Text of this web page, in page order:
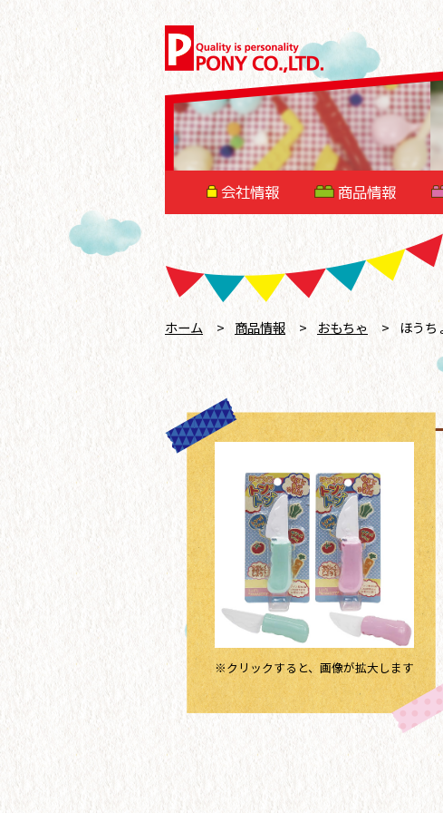
会社情報 商品情報
ホーム > 商品情報 > おもちゃ > ほうち
※クリックすると、画像が拡大します